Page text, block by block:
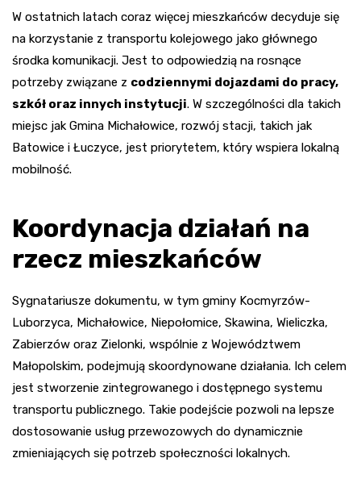
W ostatnich latach coraz więcej mieszkańców decyduje się
na korzystanie z transportu kolejowego jako głównego
środka komunikacji. Jest to odpowiedzią na rosnące
potrzeby związane z codziennymi dojazdami do pracy,
szkół oraz innych instytucji. W szczególności dla takich
miejsc jak Gmina Michałowice, rozwój stacji, takich jak
Batowice i Łuczyce, jest priorytetem, który wspiera lokalną
mobilność.
Koordynacja działań na
rzecz mieszkańców
Sygnatariusze dokumentu, w tym gminy Kocmyrzów-
Luborzyca, Michałowice, Niepołomice, Skawina, Wieliczka,
Zabierzów oraz Zielonki, wspólnie z Województwem
Małopolskim, podejmują skoordynowane działania. Ich celem
jest stworzenie zintegrowanego i dostępnego systemu
transportu publicznego. Takie podejście pozwoli na lepsze
dostosowanie usług przewozowych do dynamicznie
zmieniających się potrzeb społeczności lokalnych.